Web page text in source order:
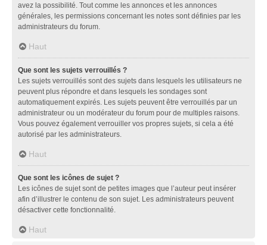
avez la possibilité. Tout comme les annonces et les annonces
générales, les permissions concernant les notes sont définies par les
administrateurs du forum.
Haut
Que sont les sujets verrouillés ?
Les sujets verrouillés sont des sujets dans lesquels les utilisateurs ne
peuvent plus répondre et dans lesquels les sondages sont
automatiquement expirés. Les sujets peuvent être verrouillés par un
administrateur ou un modérateur du forum pour de multiples raisons.
Vous pouvez également verrouiller vos propres sujets, si cela a été
autorisé par les administrateurs.
Haut
Que sont les icônes de sujet ?
Les icônes de sujet sont de petites images que l’auteur peut insérer
afin d’illustrer le contenu de son sujet. Les administrateurs peuvent
désactiver cette fonctionnalité.
Haut